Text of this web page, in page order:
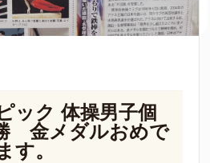
ック 体操男子個
金メダルおめで
す。